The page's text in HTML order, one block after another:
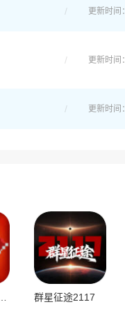
更新时间：
更新时间：
更新时间：
群星征途2117